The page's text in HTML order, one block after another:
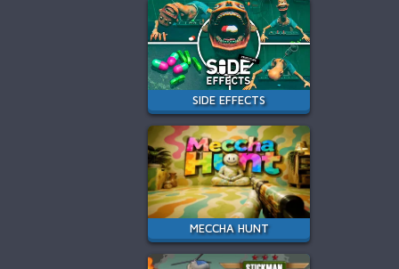
SIDE EFFECTS
MECCHA HUNT